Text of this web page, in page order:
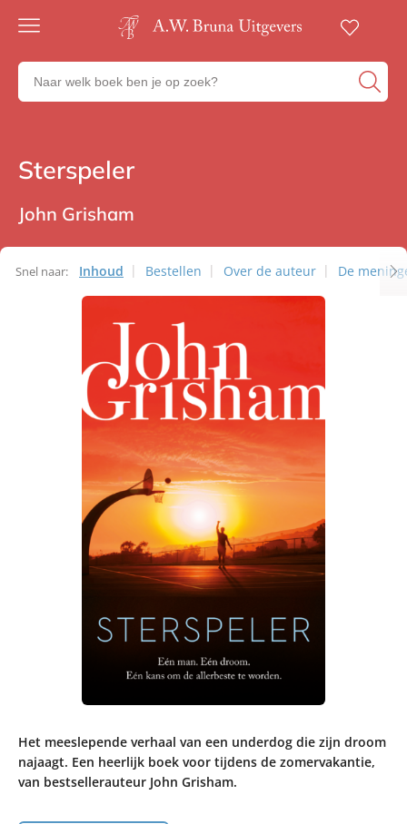
Gratis
23:00
in huis
betalen
retourneren
Zoeken
naar
uitgevers
Romans
Sterspeler
John Grisham
Snel naar: Inhoud Bestellen Over de auteur De
Het meeslepende verhaal van een underdog die zijn droom
najaagt. Een heerlijk boek voor tijdens de zomervakantie,
van bestsellerauteur John Grisham.